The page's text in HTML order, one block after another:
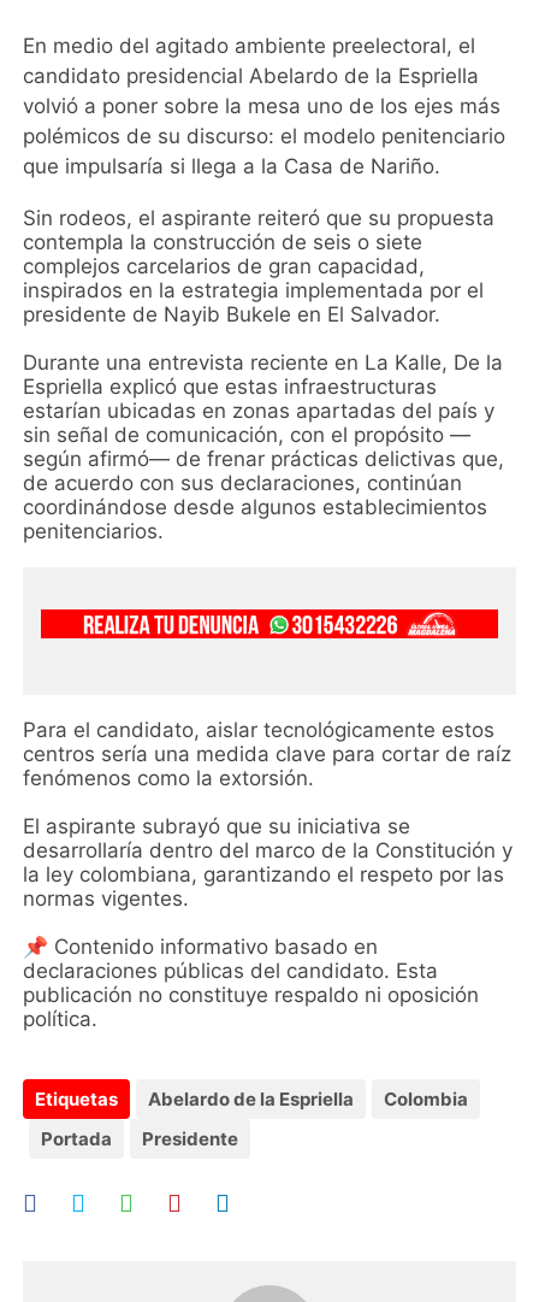
En medio del agitado ambiente preelectoral, el
candidato presidencial Abelardo de la Espriella
volvió a poner sobre la mesa uno de los ejes más
polémicos de su discurso: el modelo penitenciario
que impulsaría si llega a la Casa de Nariño.
Sin rodeos, el aspirante reiteró que su propuesta
contempla la construcción de seis o siete
complejos carcelarios de gran capacidad,
inspirados en la estrategia implementada por el
presidente de Nayib Bukele en El Salvador.
Durante una entrevista reciente en La Kalle, De la
Espriella explicó que estas infraestructuras
estarían ubicadas en zonas apartadas del país y
sin señal de comunicación, con el propósito —
según afirmó— de frenar prácticas delictivas que,
de acuerdo con sus declaraciones, continúan
coordinándose desde algunos establecimientos
penitenciarios.
Para el candidato, aislar tecnológicamente estos
centros sería una medida clave para cortar de raíz
fenómenos como la extorsión.
El aspirante subrayó que su iniciativa se
desarrollaría dentro del marco de la Constitución y
la ley colombiana, garantizando el respeto por las
normas vigentes.
📌 Contenido informativo basado en
declaraciones públicas del candidato. Esta
publicación no constituye respaldo ni oposición
política.
Etiquetas Abelardo de la Espriella
Colombia
Portada
Presidente